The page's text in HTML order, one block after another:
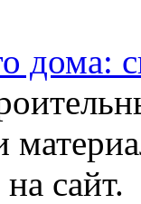
дома:
сайт.